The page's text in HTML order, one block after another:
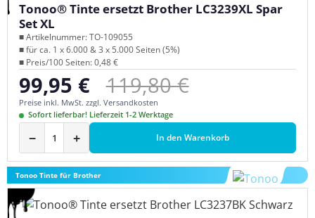
Tonoo® Tinte ersetzt Brother LC3239XL Spar
Set XL
■ Artikelnummer: TO-109055
■ für ca. 1 x 6.000 & 3 x 5.000 Seiten (5%)
■ Preis/100 Seiten: 0,48 €
Verkaufspreis:
99,95 € Regulärer Preis:
119,80 €
Preise inkl. MwSt. zzgl. Versandkosten
Sofort lieferbar! Lieferzeit 1-2 Werktage
− + In den Warenkorb
Tonoo Tinte für Brother